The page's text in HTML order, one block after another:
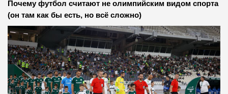
Почему футбол считают не олимпийским видом спорта
(он там как бы есть, но всё сложно)